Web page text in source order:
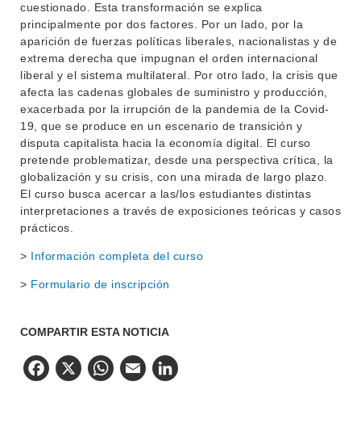
cuestionado. Esta transformación se explica
principalmente por dos factores. Por un lado, por la
aparición de fuerzas políticas liberales, nacionalistas y de
extrema derecha que impugnan el orden internacional
liberal y el sistema multilateral. Por otro lado, la crisis que
afecta las cadenas globales de suministro y producción,
exacerbada por la irrupción de la pandemia de la Covid-
19, que se produce en un escenario de transición y
disputa capitalista hacia la economía digital. El curso
pretende problematizar, desde una perspectiva crítica, la
globalización y su crisis, con una mirada de largo plazo.
El curso busca acercar a las/los estudiantes distintas
interpretaciones a través de exposiciones teóricas y casos
prácticos.
> Información completa del curso
> Formulario de inscripción
COMPARTIR ESTA NOTICIA
Facebook
X WhatsApp
Email